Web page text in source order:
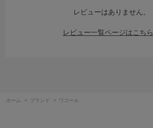
レビューはありません。
レビュー一覧ページはこちら
ホーム > ブランド > ワコール